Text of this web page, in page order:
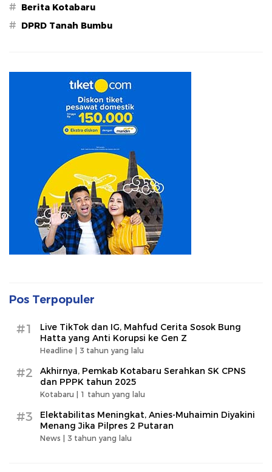
# Berita Kotabaru
# DPRD Tanah Bumbu
Pos Terpopuler
#1
Live TikTok dan IG, Mahfud Cerita Sosok Bung
Hatta yang Anti Korupsi ke Gen Z
Headline | 3 tahun yang lalu
#2
Akhirnya, Pemkab Kotabaru Serahkan SK CPNS
dan PPPK tahun 2025
Kotabaru | 1 tahun yang lalu
#3
Elektabilitas Meningkat, Anies-Muhaimin Diyakini
Menang Jika Pilpres 2 Putaran
News | 3 tahun yang lalu